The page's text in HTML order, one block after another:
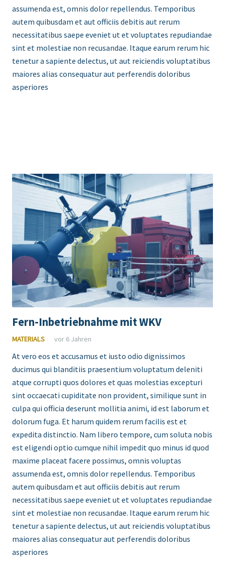
assumenda est, omnis dolor repellendus. Temporibus
autem quibusdam et aut officiis debitis aut rerum
necessitatibus saepe eveniet ut et voluptates repudiandae
sint et molestiae non recusandae. Itaque earum rerum hic
tenetur a sapiente delectus, ut aut reiciendis voluptatibus
maiores alias consequatur aut perferendis doloribus
asperiores
Fern-Inbetriebnahme mit WKV
MATERIALS vor 6 Jahren
At vero eos et accusamus et iusto odio dignissimos
ducimus qui blanditiis praesentium voluptatum deleniti
atque corrupti quos dolores et quas molestias excepturi
sint occaecati cupiditate non provident, similique sunt in
culpa qui officia deserunt mollitia animi, id est laborum et
dolorum fuga. Et harum quidem rerum facilis est et
expedita distinctio. Nam libero tempore, cum soluta nobis
est eligendi optio cumque nihil impedit quo minus id quod
maxime placeat facere possimus, omnis voluptas
assumenda est, omnis dolor repellendus. Temporibus
autem quibusdam et aut officiis debitis aut rerum
necessitatibus saepe eveniet ut et voluptates repudiandae
sint et molestiae non recusandae. Itaque earum rerum hic
tenetur a sapiente delectus, ut aut reiciendis voluptatibus
maiores alias consequatur aut perferendis doloribus
asperiores